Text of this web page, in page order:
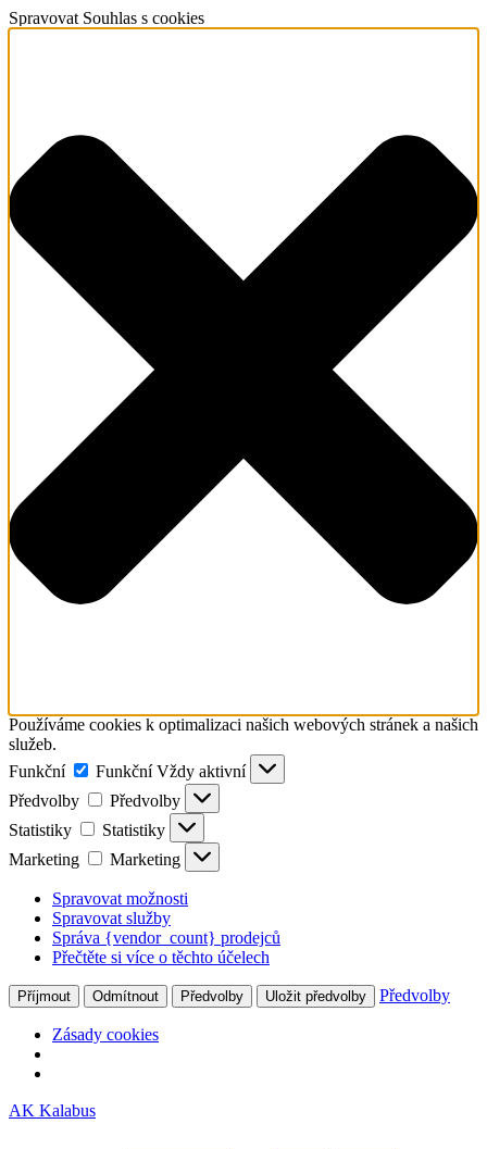
Spravovat Souhlas s cookies
Používáme cookies k optimalizaci našich webových stránek a našich
služeb.
Funkční
Funkční Vždy aktivní
Předvolby
Předvolby
Statistiky
Statistiky
Marketing
Marketing
Spravovat možnosti
Spravovat služby
Správa {vendor_count} prodejců
Přečtěte si více o těchto účelech
Příjmout Odmítnout Předvolby Uložit předvolby Předvolby
Zásady cookies
AK Kalabus